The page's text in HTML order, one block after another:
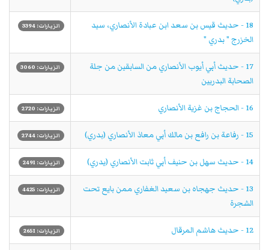
18 - حديث قيس بن سعد ابن عبادة الأنصاري، سيد
الخزرج " بدري "
الزيارات: 3394
17 - حديث أبي أيوب الأنصاري من السابقين من جلة
الصحابة البدريين
الزيارات: 3060
16 - الحجاج بن غزية الأنصاري الزيارات: 2720
15 - رفاعة بن رافع بن مالك أبي معاذ الأنصاري (بدري) الزيارات: 2744
14 - حديث سهل بن حنيف أبي ثابت الأنصاري (يدري) الزيارات: 2491
13 - حديث جهجاه بن سعيد الغفاري ممن بايع تحت
الشجرة
الزيارات: 4425
12 - حديث هاشم المرقال الزيارات: 2651